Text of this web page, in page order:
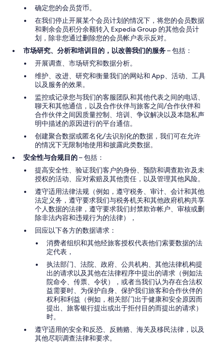
确定您的会员货币。
在我们停止开展某个会员计划的情况下，将您的会员数据
和剩余会员积分余额转入 Expedia Group 的其他会员计
划，除非您通过删除您的会员帐户表示反对。
市场研究、分析和培训目的，以改善我们的服务– 包括：
开展调查、市场研究和数据分析。
维护、改进、研究和衡量我们的网站和 App、活动、工具
以及服务的效果。
监控或记录您与我们的客服团队和其他代表之间的电话、
聊天和其他通信，以及合作伙伴与旅客之间/合作伙伴和
合作伙伴之间因质量控制、培训、争议解决以及本隐私声
明中描述的原因进行的平台通信。
创建聚合数据或匿名化/去识别化的数据，我们可在允许
的情况下无限制地使用和披露此类数据。
安全性与合规目的– 包括：
提高安全性、验证我们客户的身份、预防和调查欺诈及未
授权的活动、应对索赔及其他责任，以及管理其他风险。
遵守适用法律法规（例如，遵守税务、审计、会计和其他
法定义务，遵守要求我们与税务机关和其他政府机构共享
个人数据的法律，遵守要求我们封禁欺诈帐户、审核或删
除非法内容和违规行为的法律），
回应以下各方的数据请求：
消费者组织和其他经旅客授权代表他们索要数据的法
定代表，
执法部门、法院、政府、公共机构、其他法律机构提
出的请求以及其他在法律程序中提出的请求（例如法
院命令、传票、令状），或者当我们认为存在合法权
益需要时、为保护自身、保护我们旅客和合作伙伴的
权利和利益（例如，相关部门出于健康和安全原因而
提出、旅客银行提出或出于拒付目的而提出的请求）
时。
遵守适用的安全和反恐、反贿赂、海关及移民法律，以及
其他尽职调查法律和要求。